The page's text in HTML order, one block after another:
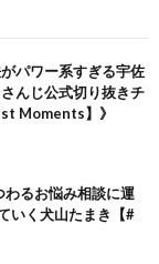
パワー系すぎる宇佐
んじ公式切り抜きチ
Moments】》
わるお悩み相談に運
いく犬山たまき【#